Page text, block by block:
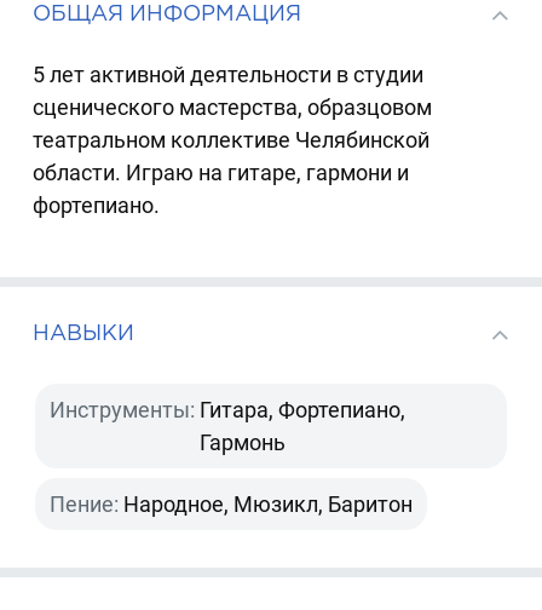
ОБЩАЯ ИНФОРМАЦИЯ
5 лет активной деятельности в студии
сценического мастерства, образцовом
театральном коллективе Челябинской
области. Играю на гитаре, гармони и
фортепиано.
НАВЫКИ
Инструменты: Гитара, Фортепиано,
Гармонь
Пение: Народное, Мюзикл, Баритон